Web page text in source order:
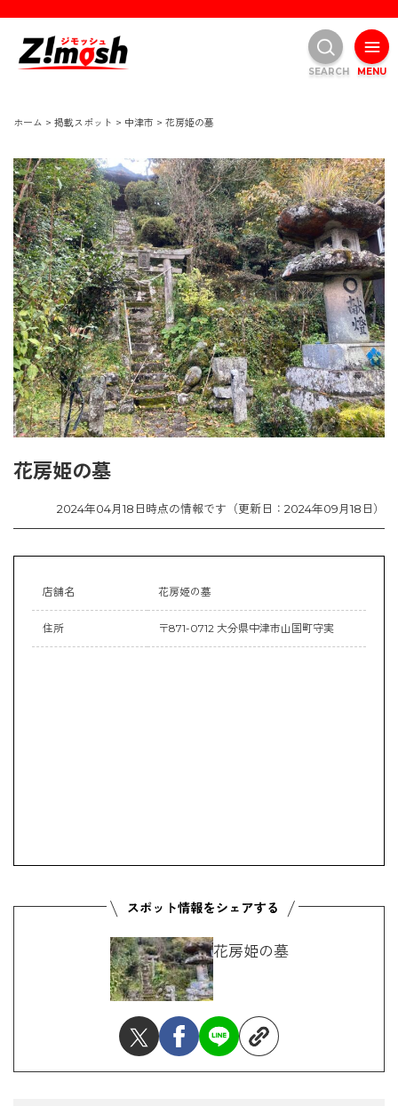
ホーム > 掲載スポット > 中津市 > 花房姫の墓
花房姫の墓
2024年04月18日時点の情報です（更新日：2024年09月18日）
店舗名 花房姫の墓
住所 〒871-0712 大分県中津市山国町守実
花房姫の墓
MENU
SEARCH